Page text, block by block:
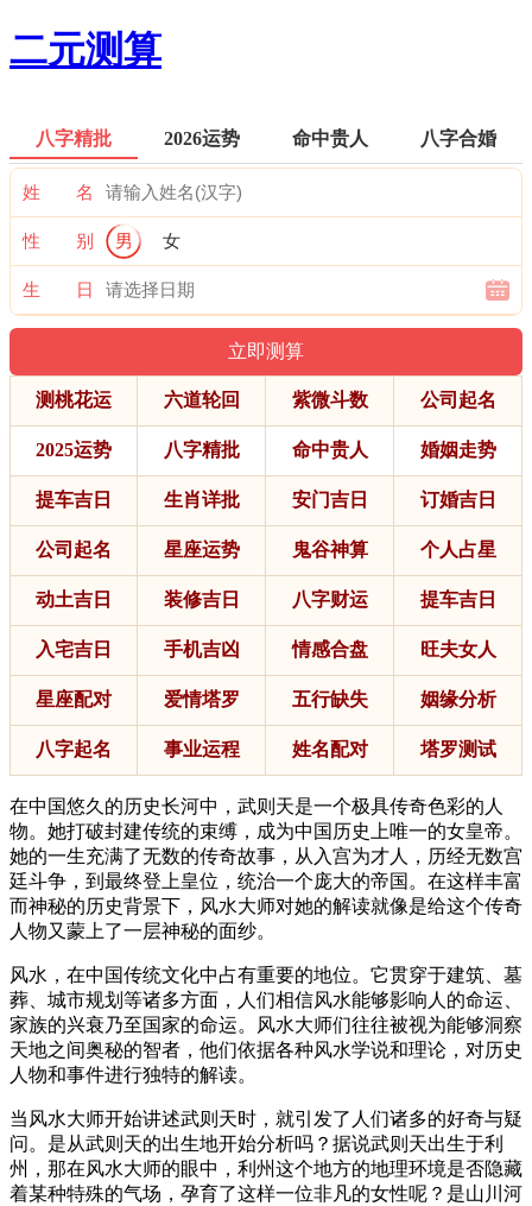
二元测算
八字精批 2026运势 命中贵人 八字合婚
姓 名
性 别 男 女
生 日
测桃花运 六道轮回 紫微斗数 公司起名
2025运势 八字精批 命中贵人 婚姻走势
提车吉日 生肖详批 安门吉日 订婚吉日
公司起名 星座运势 鬼谷神算 个人占星
动土吉日 装修吉日 八字财运 提车吉日
入宅吉日 手机吉凶 情感合盘 旺夫女人
星座配对 爱情塔罗 五行缺失 姻缘分析
八字起名 事业运程 姓名配对 塔罗测试
在中国悠久的历史长河中，武则天是一个极具传奇色彩的人
物。她打破封建传统的束缚，成为中国历史上唯一的女皇帝。
她的一生充满了无数的传奇故事，从入宫为才人，历经无数宫
廷斗争，到最终登上皇位，统治一个庞大的帝国。在这样丰富
而神秘的历史背景下，风水大师对她的解读就像是给这个传奇
人物又蒙上了一层神秘的面纱。
风水，在中国传统文化中占有重要的地位。它贯穿于建筑、墓
葬、城市规划等诸多方面，人们相信风水能够影响人的命运、
家族的兴衰乃至国家的命运。风水大师们往往被视为能够洞察
天地之间奥秘的智者，他们依据各种风水学说和理论，对历史
人物和事件进行独特的解读。
当风水大师开始讲述武则天时，就引发了人们诸多的好奇与疑
问。是从武则天的出生地开始分析吗？据说武则天出生于利
州，那在风水大师的眼中，利州这个地方的地理环境是否隐藏
着某种特殊的气场，孕育了这样一位非凡的女性呢？是山川河